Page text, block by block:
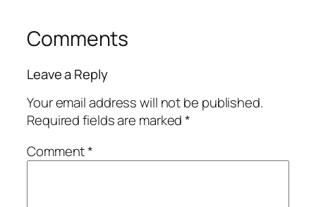
Comments
Leave a Reply
Your email address will not be published.
Required fields are marked*
Comment*